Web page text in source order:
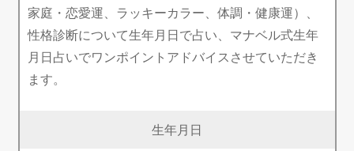
家庭・恋愛運、ラッキーカラー、体調・健康運）、
性格診断について生年月日で占い、マナベル式生年
月日占いでワンポイントアドバイスさせていただき
ます。
生年月日